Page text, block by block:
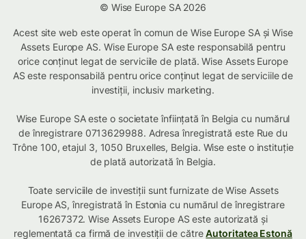
© Wise Europe SA 2026
Acest site web este operat în comun de Wise Europe SA și Wise
Assets Europe AS. Wise Europe SA este responsabilă pentru
orice conținut legat de serviciile de plată. Wise Assets Europe
AS este responsabilă pentru orice conținut legat de serviciile de
investiții, inclusiv marketing.
Wise Europe SA este o societate înființată în Belgia cu numărul
de înregistrare 0713629988. Adresa înregistrată este Rue du
Trône 100, etajul 3, 1050 Bruxelles, Belgia. Wise este o instituție
de plată autorizată în Belgia.
Toate serviciile de investiții sunt furnizate de Wise Assets
Europe AS, înregistrată în Estonia cu numărul de înregistrare
16267372. Wise Assets Europe AS este autorizată și
reglementată ca firmă de investiții de cătreAutoritatea Estonă